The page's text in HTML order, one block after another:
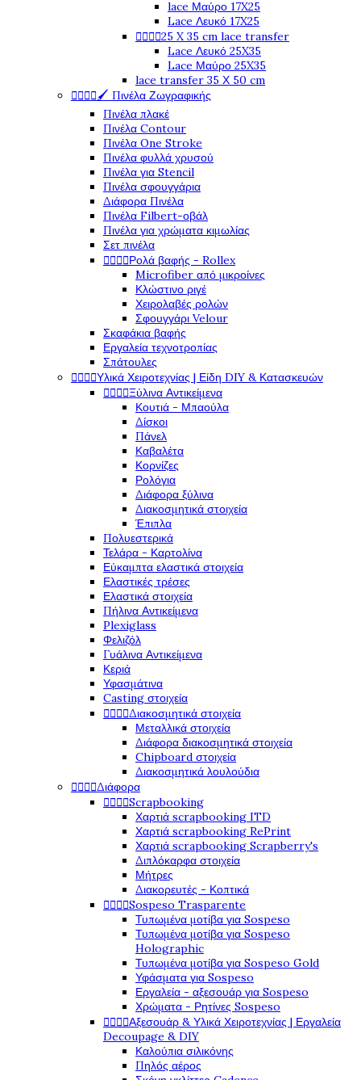
lace Μαύρο 17X25
Lace Λευκό 17X25
25 X 35 cm lace transfer
Lace Λευκό 25X35
Lace Μαύρο 25X35
lace transfer 35 Χ 50 cm
🖌️ Πινέλα Ζωγραφικής
Πινέλα πλακέ
Πινέλα Contour
Πινέλα One Stroke
Πινέλα φυλλά χρυσού
Πινέλα για Stencil
Πινέλα σφουγγάρια
Διάφορα Πινέλα
Πινέλα Filbert-οβάλ
Πινέλα για χρώματα κιμωλίας
Σετ πινέλα
Ρολά βαφής - Rollex
Microfiber από μικροίνες
Κλώστινο ριγέ
Χειρολαβές ρολών
Σφουγγάρι Velour
Σκαφάκια βαφής
Εργαλεία τεχνοτροπίας
Σπάτουλες
Υλικά Χειροτεχνίας | Είδη DIY & Κατασκευών
Ξύλινα Αντικείμενα
Κουτιά - Μπαούλα
Δίσκοι
Πάνελ
Καβαλέτα
Κορνίζες
Ρολόγια
Διάφορα ξύλινα
Διακοσμητικά στοιχεία
Έπιπλα
Πολυεστερικά
Τελάρα - Καρτολίνα
Εύκαμπτα ελαστικά στοιχεία
Ελαστικές τρέσες
Ελαστικά στοιχεία
Πήλινα Αντικείμενα
Plexiglass
Φελιζόλ
Γυάλινα Αντικείμενα
Κεριά
Υφασμάτινα
Casting στοιχεία
Διακοσμητικά στοιχεία
Μεταλλικά στοιχεία
Διάφορα διακοσμητικά στοιχεία
Chipboard στοιχεία
Διακοσμητικά λουλούδια
Διάφορα
Scrapbooking
Χαρτιά scrapbooking ITD
Χαρτιά scrapbooking RePrint
Χαρτιά scrapbooking Scrapberry's
Διπλόκαρφα στοιχεία
Μήτρες
Διακορευτές - Κοπτικά
Sospeso Trasparente
Τυπωμένα μοτίβα για Sospeso
Τυπωμένα μοτίβα για Sospeso
Holographic
Τυπωμένα μοτίβα για Sospeso Gold
Υφάσματα για Sospeso
Εργαλεία - αξεσουάρ για Sospeso
Χρώματα - Ρητίνες Sospeso
Αξεσουάρ & Υλικά Χειροτεχνίας | Εργαλεία
Decoupage & DIY
Καλούπια σιλικόνης
Πηλός αέρος